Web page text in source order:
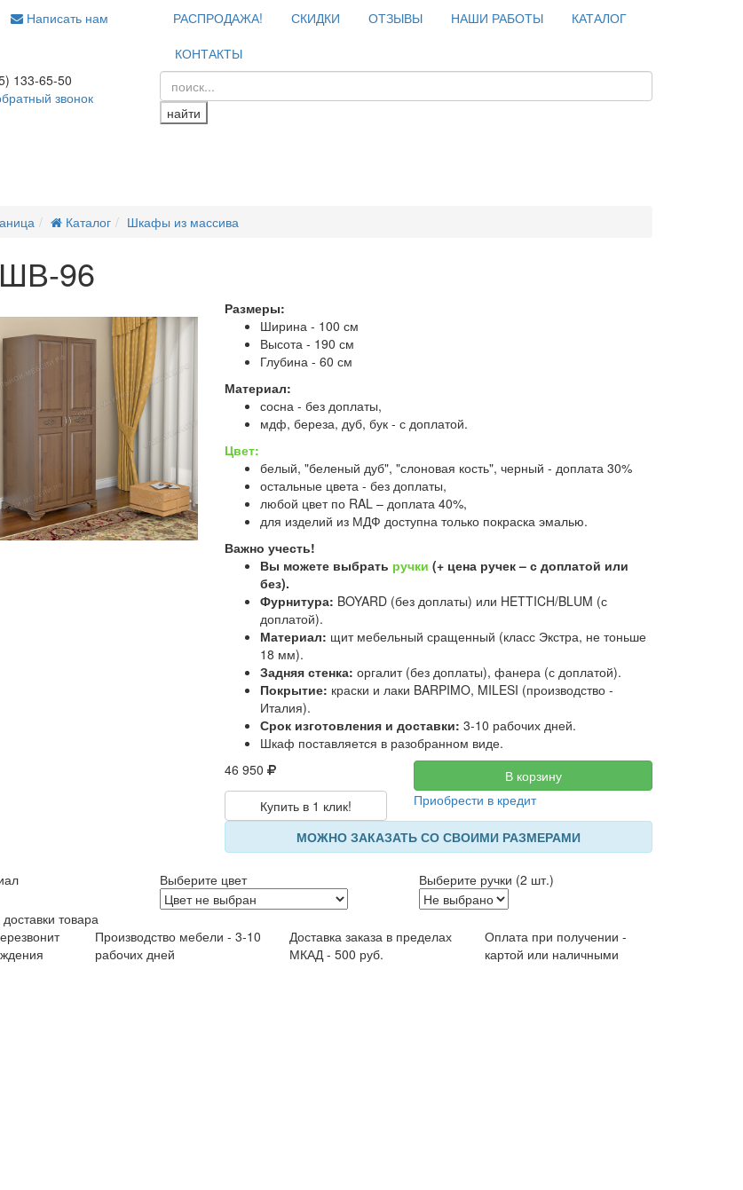
Написать нам РАСПРОДАЖА! СКИДКИ ОТЗЫВЫ НАШИ РАБОТЫ
КАТАЛОГ
КОНТАКТЫ
133-65-50
звонок
найти
Каталог Шкафы из массива
96
Размеры:
Ширина - 100 см
Высота - 190 см
Глубина - 60 см
Материал:
сосна - без доплаты,
мдф, береза, дуб, бук - с доплатой.
Цвет:
белый, "беленый дуб", "слоновая кость", черный - доплата 30%
остальные цвета - без доплаты,
любой цвет по RAL – доплата 40%,
для изделий из МДФ доступна только покраска эмалью.
Важно учесть!
Вы можете выбрать ручки (+ цена ручек – с доплатой или
без).
Фурнитура: BOYARD (без доплаты) или HETTICH/BLUM (с
доплатой).
Материал: щит мебельный сращенный (класс Экстра, не тоньше
18 мм).
Задняя стенка: оргалит (без доплаты), фанера (с доплатой).
Покрытие: краски и лаки BARPIMO, MILESI (производство -
Италия).
Срок изготовления и доставки: 3-10 рабочих дней.
Шкаф поставляется в разобранном виде.
46 950
В корзину
Купить в 1 клик!
Приобрести в кредит
МОЖНО ЗАКАЗАТЬ СО СВОИМИ РАЗМЕРАМИ
Выберите цвет Выберите ручки (2 шт.)
товара
Производство мебели - 3-10
рабочих дней
Доставка заказа в пределах
МКАД - 500 руб.
Оплата при получении -
картой или наличными